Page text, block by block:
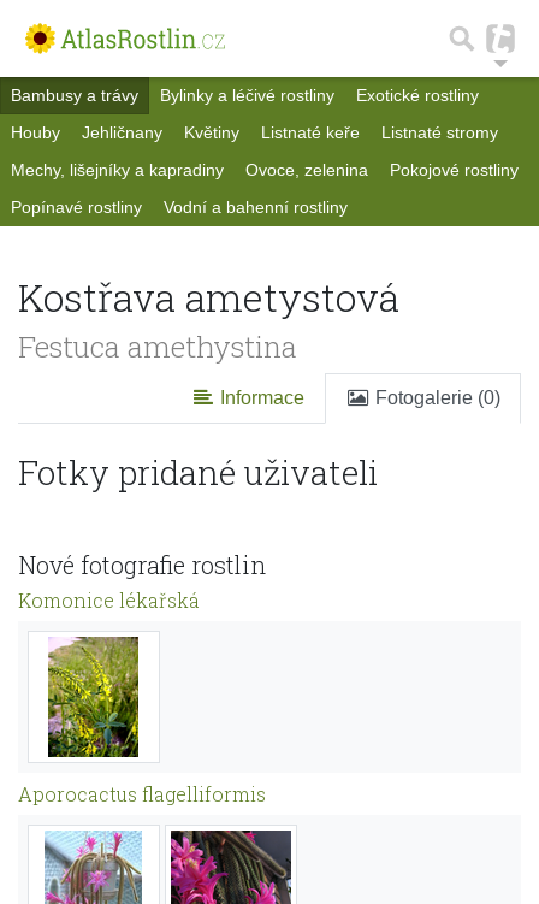
Bambusy a trávy Bylinky a léčivé rostliny
Exotické rostliny
Houby
Jehličnany Květiny Listnaté keře
Listnaté stromy
Mechy, lišejníky a kapradiny
Ovoce, zelenina
Pokojové rostliny
Popínavé rostliny
Vodní a bahenní rostliny
Kostřava ametystová
Festuca amethystina
Informace Fotogalerie (0)
Fotky pridané uživateli
Nové fotografie rostlin
Komonice lékařská
Aporocactus flagelliformis